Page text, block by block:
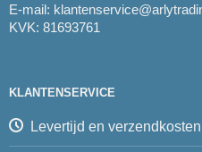
E-mail:
KVK: 81693761
KLANTENSERVICE
Levertijd en verzendkosten